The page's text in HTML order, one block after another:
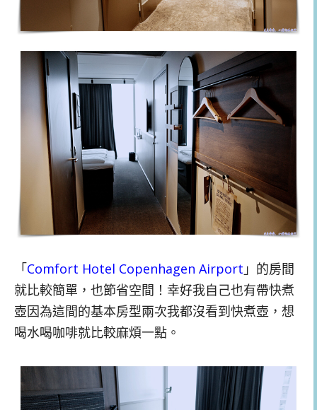
「Comfort Hotel Copenhagen Airport 」的房間
就比較簡單，也節省空間！幸好我自己也有帶快煮
壺因為這間的基本房型兩次我都沒看到快煮壺，想
喝水喝咖啡就比較麻煩一點。